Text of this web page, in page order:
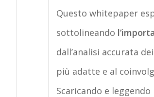
Questo whitepaper
sottolineando
dall’analisi accurata
più adatte e al
Scaricando e leggendo